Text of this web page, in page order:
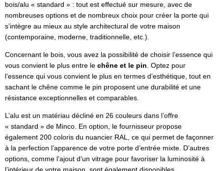
bois/alu « standard » : tout est effectué sur mesure, avec de
nombreuses options et de nombreux choix pour créer la porte qui
s’intègre au mieux au style architectural de votre maison
(contemporaine, moderne, traditionnelle, etc.).
Concernant le bois, vous avez la possibilité de choisir l’essence qui
vous convient le plus entre le chêne et le pin. Optez pour
l’essence qui vous convient le plus en termes d’esthétique, tout en
sachant le chêne comme le pin proposent une durabilité et une
résistance exceptionnelles et comparables.
L’alu est un matériau décliné en 26 couleurs dans l’offre
« standard » de Minco. En option, le fournisseur propose
également 200 coloris du nuancier RAL, ce qui permet de façonner
à la perfection l’apparence de votre porte d’entrée mixte. D’autres
options, comme l’ajout d’un vitrage pour favoriser la luminosité à